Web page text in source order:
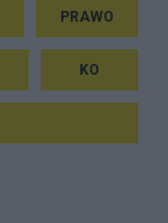
PRAWO
KO